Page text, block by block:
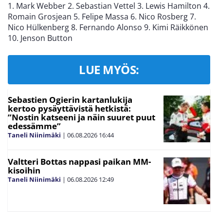
1. Mark Webber 2. Sebastian Vettel 3. Lewis Hamilton 4.
Romain Grosjean 5. Felipe Massa 6. Nico Rosberg 7.
Nico Hülkenberg 8. Fernando Alonso 9. Kimi Räikkönen
10. Jenson Button
LUE MYÖS:
Sebastien Ogierin kartanlukija
kertoo pysäyttävistä hetkistä:
”Nostin katseeni ja näin suuret puut
edessämme”
Taneli Niinimäki | 06.08.2026 16:44
Valtteri Bottas nappasi paikan MM-
kisoihin
Taneli Niinimäki | 06.08.2026 12:49